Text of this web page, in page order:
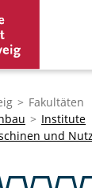
Fakultäten
Institute
und